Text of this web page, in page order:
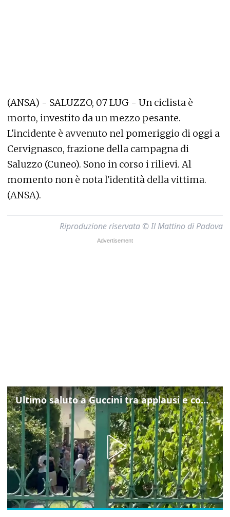
(ANSA) - SALUZZO, 07 LUG - Un ciclista è
morto, investito da un mezzo pesante.
L'incidente è avvenuto nel pomeriggio di oggi a
Cervignasco, frazione della campagna di
Saluzzo (Cuneo). Sono in corso i rilievi. Al
momento non è nota l'identità della vittima.
(ANSA).
Riproduzione riservata © Il Mattino di Padova
Ultimo saluto a Guccini tra applausi e commozione a Pavana